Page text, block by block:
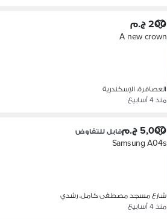
200 ج.م
A new crown
العصافرة، الإسكندرية
منذ 4 أسابيع
5,000 ج.م قابل للتفاوض
Samsung A04s
شارع مسجد مصطفى كامل، رشدي
منذ 4 أسابيع